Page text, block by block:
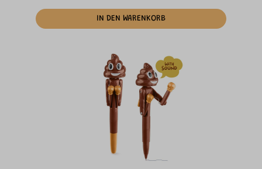
IN DEN WARENKORB